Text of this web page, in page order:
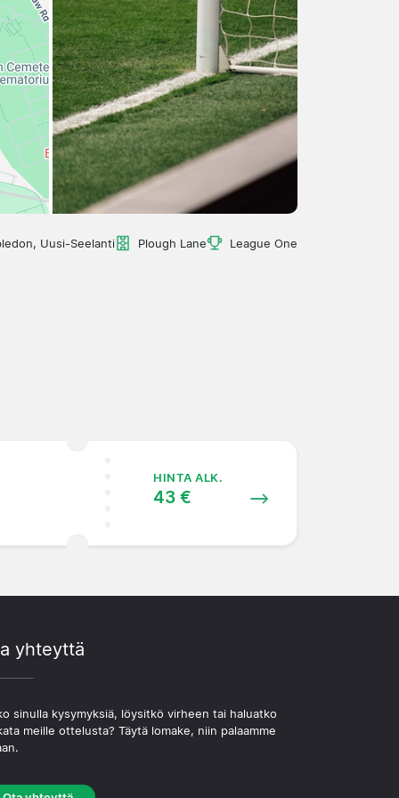
Uusi-Seelanti Plough Lane League One
HINTA ALK.
43 €
yhteyttä
sinulla kysymyksiä, löysitkö virheen tai haluatko
meille ottelusta? Täytä lomake, niin palaamme